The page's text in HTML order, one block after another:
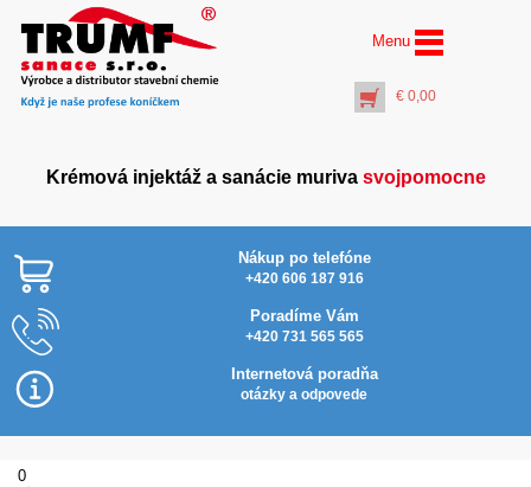
Menu
€ 0,00
Krémová injektáž a sanácie muriva svojpomocne
Nákup po telefóne
+420 606 187 916
Poradíme Vám
+420 731 565 565
Internetová poradňa
otázky a odpovede
0
Injektážna pumpa (5
litrov) s ručným
tlakovaním a
manometrom pre